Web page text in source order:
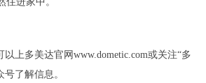
以上多美达官网www.dometic.com或关注“多
了解信息。